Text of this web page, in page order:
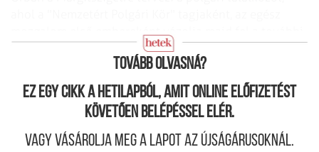
Tovább olvasná?
Ez egy cikk a hetilapból, amit online előfizetést
követően belépéssel elér.
Vagy vásárolja meg a lapot az újságárusoknál.